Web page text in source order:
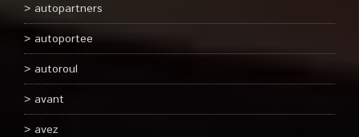
autopartners
autoportee
autoroul
avant
avez